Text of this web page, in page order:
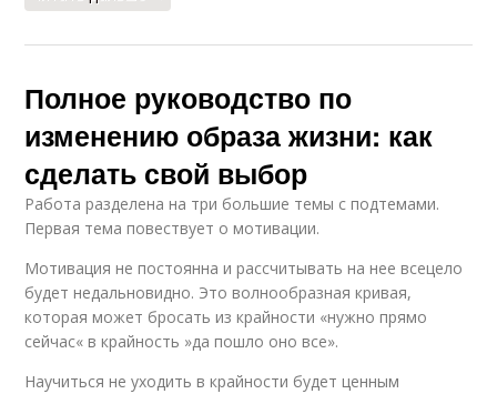
Полное руководство по
изменению образа жизни: как
сделать свой выбор
Работа разделена на три большие темы с подтемами.
Первая тема повествует о мотивации.
Мотивация не постоянна и рассчитывать на нее всецело
будет недальновидно. Это волнообразная кривая,
которая может бросать из крайности «нужно прямо
сейчас« в крайность »да пошло оно все».
Научиться не уходить в крайности будет ценным